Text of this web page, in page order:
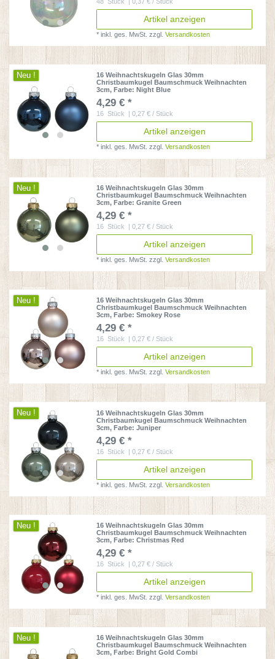
Artikel anzeigen
*inkl. ges. MwSt. zzgl.Versandkosten
Neu !
16 Weihnachtskugeln Glas 30mm
Christbaumkugel Baumschmuck Weihnachten
3cm, Farbe: Night Blue
4,29 € *
16 Stück | 0,27 € / Stück
Artikel anzeigen
*inkl. ges. MwSt. zzgl.Versandkosten
Neu !
16 Weihnachtskugeln Glas 30mm
Christbaumkugel Baumschmuck Weihnachten
3cm, Farbe: Granite Green
4,29 € *
16 Stück | 0,27 € / Stück
Artikel anzeigen
*inkl. ges. MwSt. zzgl.Versandkosten
Neu !
16 Weihnachtskugeln Glas 30mm
Christbaumkugel Baumschmuck Weihnachten
3cm, Farbe: Smokey Rose
4,29 € *
16 Stück | 0,27 € / Stück
Artikel anzeigen
*inkl. ges. MwSt. zzgl.Versandkosten
Neu !
16 Weihnachtskugeln Glas 30mm
Christbaumkugel Baumschmuck Weihnachten
3cm, Farbe: Juniper
4,29 € *
16 Stück | 0,27 € / Stück
Artikel anzeigen
*inkl. ges. MwSt. zzgl.Versandkosten
Neu !
16 Weihnachtskugeln Glas 30mm
Christbaumkugel Baumschmuck Weihnachten
3cm, Farbe: Christmas Red
4,29 € *
16 Stück | 0,27 € / Stück
Artikel anzeigen
*inkl. ges. MwSt. zzgl.Versandkosten
Neu !
16 Weihnachtskugeln Glas 30mm
Christbaumkugel Baumschmuck Weihnachten
3cm, Farbe: Bright Gold Combi